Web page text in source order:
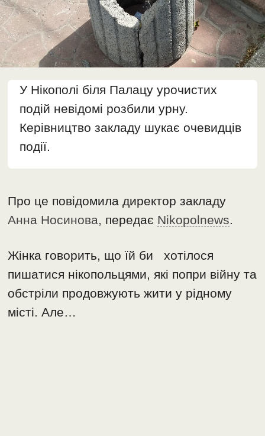
У Нікополі біля Палацу урочистих
подій невідомі розбили урну.
Керівництво закладу шукає очевидців
події.
Про це повідомила директор закладу
Анна Носинова, передає Nikopolnews.
Жінка говорить, що їй би хотілося
пишатися нікопольцями, які попри війну та
обстріли продовжують жити у рідному
місті. Але…